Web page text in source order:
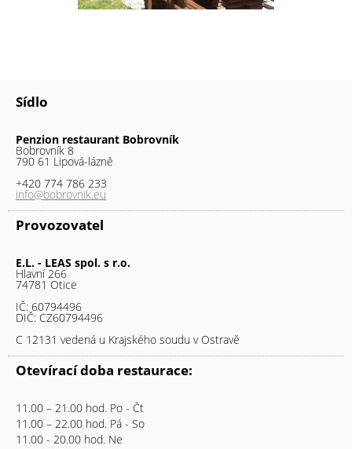
Sídlo
Penzion restaurant Bobrovník
Bobrovník 8
790 61 Lipová-lázně
+420 774 786 233
info@bobrovnik.eu
Provozovatel
E.L. - LEAS spol. s r.o.
Hlavní 266
74781 Otice
IČ: 60794496
DIČ: CZ60794496
C 12131 vedená u Krajského soudu v Ostravě
Otevírací doba restaurace:
11.00 – 21.00 hod. Po - Čt
11.00 – 22.00 hod. Pá - So
11.00 - 20.00 hod. Ne